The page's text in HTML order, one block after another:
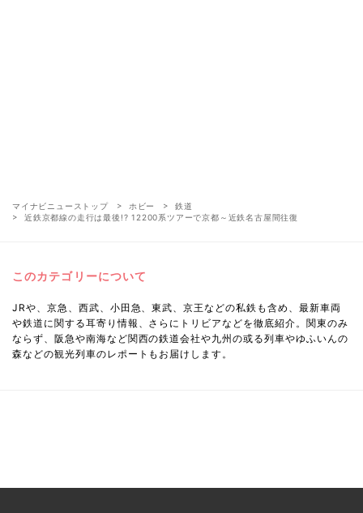
マイナビニューストップ ホビー
鉄道
近鉄京都線の走行は最後!? 12200系ツアーで京都～近鉄名古屋間往復
このカテゴリーについて
JRや、京急、西武、小田急、東武、京王などの私鉄も含め、最新車両
や鉄道に関する耳寄り情報、さらにトリビアなどを徹底紹介。関東のみ
ならず、阪急や南海など関西の鉄道会社や九州の或る列車やゆふいんの
森などの観光列車のレポートもお届けします。